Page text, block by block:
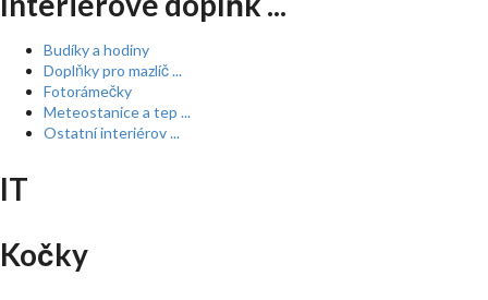
Budíky a hodiny
Doplňky pro mazlíč ...
Fotorámečky
Meteostanice a tep ...
Ostatní interiérov ...
IT
Kočky